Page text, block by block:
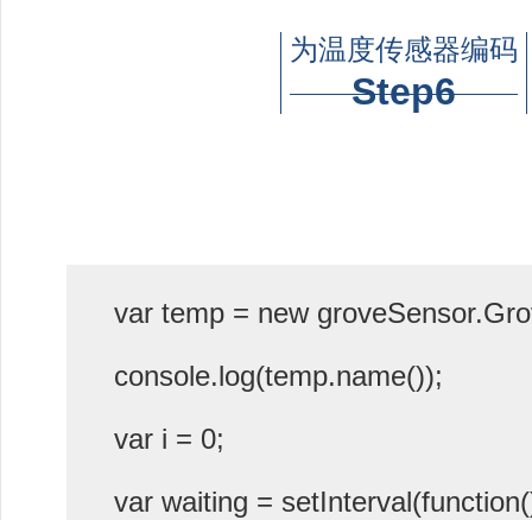
为温度传感器编码
Step6
var temp = new
console.log(temp.name());
var i = 0;
var waiting =